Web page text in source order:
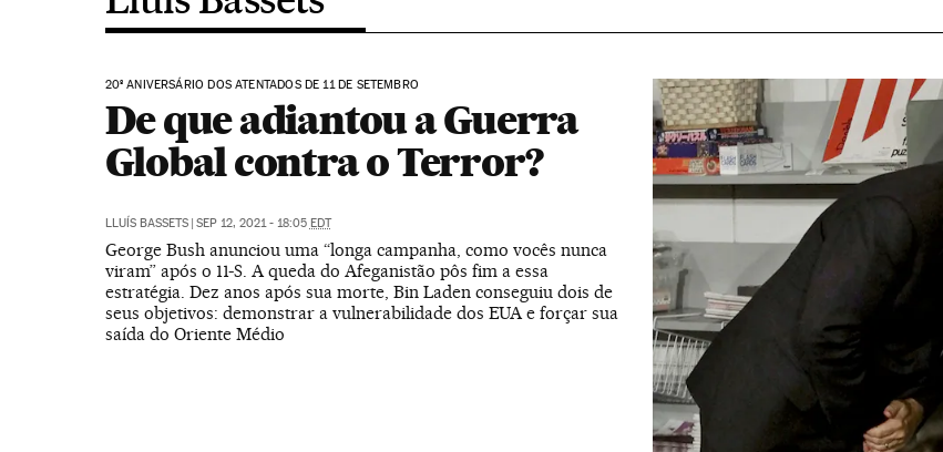
20º ANIVERSÁRIO DOS ATENTADOS DE 11 DE SETEMBRO
De que adiantou a Guerra
Global contra o Terror?
LLUÍS BASSETS | SEP 12, 2021 - 18:05 EDT
George Bush anunciou uma “longa campanha, como vocês nunca
viram” após o 11-S. A queda do Afeganistão pôs fim a essa
estratégia. Dez anos após sua morte, Bin Laden conseguiu dois de
seus objetivos: demonstrar a vulnerabilidade dos EUA e forçar sua
saída do Oriente Médio